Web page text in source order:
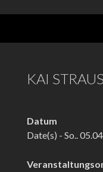
KAI
Datum
Date(s) - So..